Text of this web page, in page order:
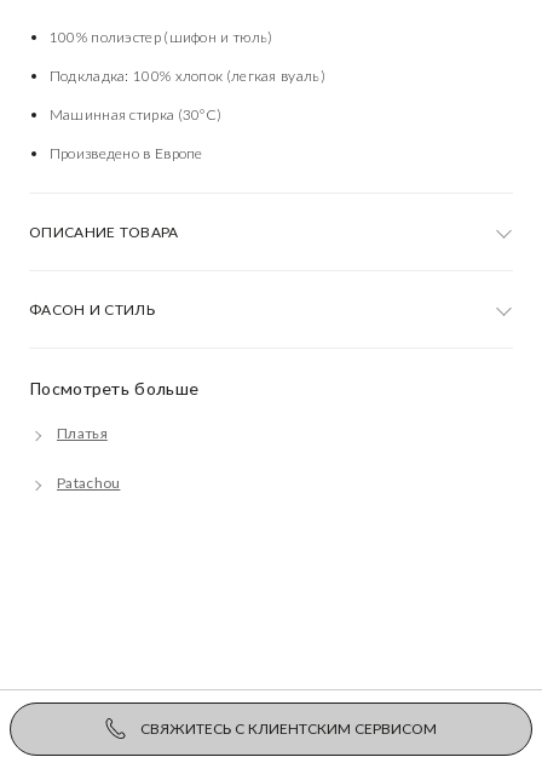
Посмотреть больше
Платья
Patachou
100% полиэстер (шифон и тюль)
Подкладка: 100% хлопок (легкая вуаль)
Машинная стирка (30°C)
Произведено в Европе
ОПИСАНИЕ ТОВАРА
ФАСОН И СТИЛЬ
СВЯЖИТЕСЬ С КЛИЕНТСКИМ СЕРВИСОМ